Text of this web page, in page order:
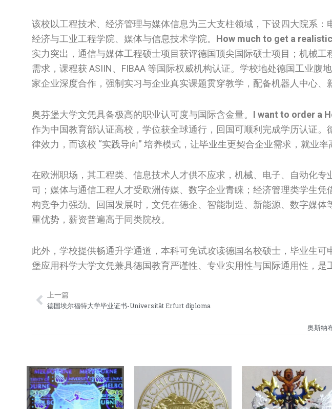
该校以工程技术、经济管理与媒体信息为三大支柱领域，下设四大院系：
经济与工业工程学院、媒体与信息技术学院。 How much to get a
实力突出，通信与媒体工程硕士项目获评德国顶尖国际硕士项目；机械
需求，课程获 ASIIN、FIBAA 等国际权威机构认证。学校地处德国工业腹
家企业深度合作，强制实习与企业真实课题贯穿教学，配备机器人中心、
奥芬堡大学文凭具备极高的职业认可度与国际含金量。 I want to order a
作为中国教育部认证高校，学位获全球通行，回国可顺利完成学历认证
律效力，而该校 “实践导向” 培养模式，让毕业生更契合企业需求，就业率
在欧洲职场，其工程类、信息技术人才供不应求，机械、电子、自动化
司；媒体与通信工程人才受欧洲传媒、数字企业青睐；经济管理类学生
构竞争力强劲。回国发展时，文凭在德企、智能制造、新能源、数字媒
重优势，薪资普遍高于同类院校。
此外，学校提供畅通升学通道，本科可免试攻读德国名校硕士，毕业生
堡应用科学大学文凭兼具德国教育严谨性、专业实用性与国际通用性，是
Prev
上一篇
德国埃尔福特大学毕业证书-Universität Erfurt diploma
奥斯纳